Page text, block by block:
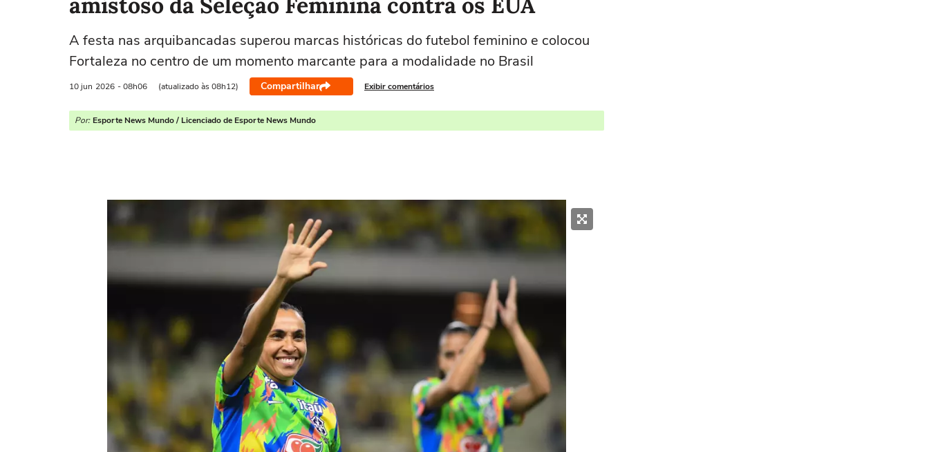
A festa nas arquibancadas superou marcas históricas do futebol feminino e colocou
Fortaleza no centro de um momento marcante para a modalidade no Brasil
10 jun 2026 - 08h06 (atualizado às 08h12) Compartilhar Exibir comentários
Por: Esporte News Mundo / Licenciado de Esporte News Mundo